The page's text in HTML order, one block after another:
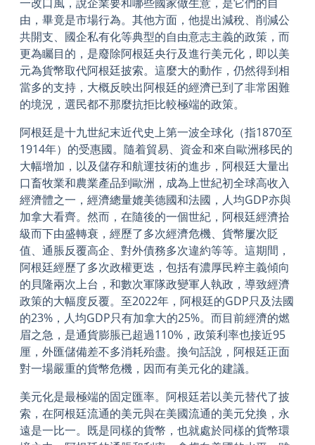
由，畢竟是市場行為。其他方面，他提出減稅、削減公
共開支、國企私有化等典型的自由意志主義的政策，而
更為矚目的，是廢除阿根廷央行及進行美元化，即以美
元為貨幣取代阿根廷披索。這麼大的動作，仍然得到相
當多的支持，大概反映出阿根廷的經濟已到了非常困難
的境況，選民都不那麼抗拒比較極端的政策。
阿根廷是十九世紀末近代史上第一波全球化（指1870至
1914年）的受惠國。隨着貿易、資金和來自歐洲移民的
大幅增加，以及儲存和航運技術的進步，阿根廷大量出
口畜牧業和農業產品到歐洲，成為上世紀初全球高收入
經濟體之一，經濟總量媲美德國和法國，人均GDP亦與
加拿大看齊。然而，在隨後的一個世紀，阿根廷經濟拾
級而下由盛轉衰，經歷了多次經濟危機、貨幣屢次貶
值、通脹反覆高企、對外債務多次違約等等。這期間，
阿根廷經歷了多次政權更迭，包括有濃厚民粹主義傾向
的貝隆兩次上台，和數次軍隊政變軍人執政，導致經濟
政策的大幅度反覆。至2022年，阿根廷的GDP只及法國
的23%，人均GDP只有加拿大的25%。而目前經濟的燃
眉之急，是通貨膨脹已超過110%，政策利率也接近95
厘，外匯儲備差不多消耗殆盡。換句話說，阿根廷正面
對一場嚴重的貨幣危機，因而有美元化的建議。
美元化是最極端的固定匯率。阿根廷若以美元替代了披
索，在阿根廷流通的美元與在美國流通的美元兌換，永
遠是一比一。既是同樣的貨幣，也就處於同樣的貨幣環